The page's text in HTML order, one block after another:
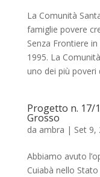
La Comunità
famiglie povere
Senza Frontiere
1995. La
uno dei più poveri
Progetto n. 17/
Grosso
da ambra | Set 9,
Abbiamo avuto
Cuiabà nello